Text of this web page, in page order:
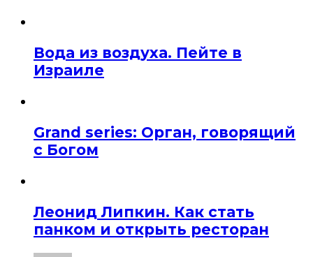
Вода из воздуха. Пейте в
Израиле
Grand series: Орган, говорящий
с Богом
Леонид Липкин. Как стать
панком и открыть ресторан